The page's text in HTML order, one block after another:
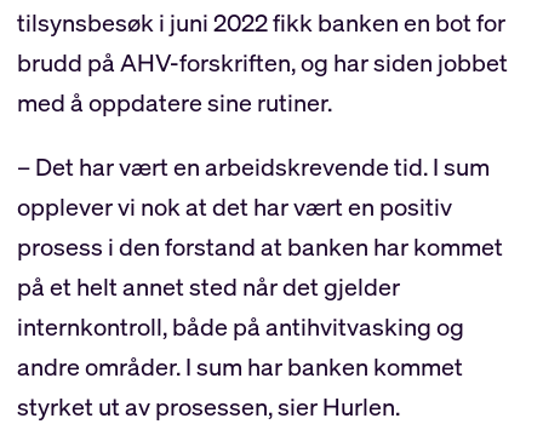
tilsynsbesøk i juni 2022 fikk banken en bot for
brudd på AHV-forskriften, og har siden jobbet
med å oppdatere sine rutiner.
– Det har vært en arbeidskrevende tid. I sum
opplever vi nok at det har vært en positiv
prosess i den forstand at banken har kommet
på et helt annet sted når det gjelder
internkontroll, både på antihvitvasking og
andre områder. I sum har banken kommet
styrket ut av prosessen, sier Hurlen.